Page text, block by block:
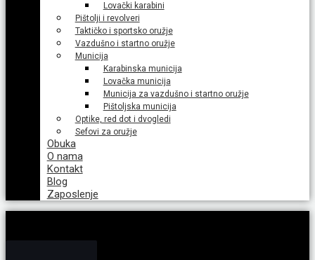
Lovački karabini
Pištolji i revolveri
Taktičko i sportsko oružje
Vazdušno i startno oružje
Municija
Karabinska municija
Lovačka municija
Municija za vazdušno i startno oružje
Pištoljska municija
Optike, red dot i dvogledi
Sefovi za oružje
Obuka
O nama
Kontakt
Blog
Zaposlenje